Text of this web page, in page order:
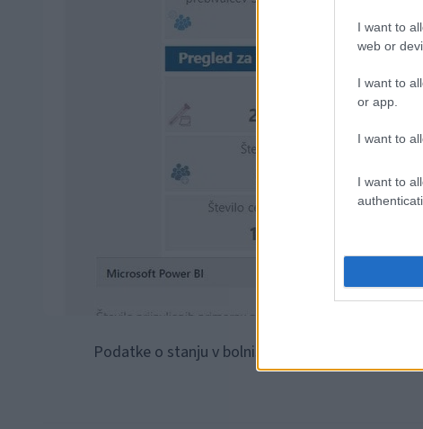
I want to
web or
I want to
or app.
I want to
I want to
Podatke o stanju v bolnišnicah še čakamo.